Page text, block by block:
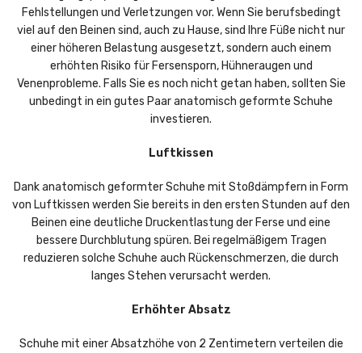
Fehlstellungen und Verletzungen vor. Wenn Sie berufsbedingt
viel auf den Beinen sind, auch zu Hause, sind Ihre Füße nicht nur
einer höheren Belastung ausgesetzt, sondern auch einem
erhöhten Risiko für Fersensporn, Hühneraugen und
Venenprobleme. Falls Sie es noch nicht getan haben, sollten Sie
unbedingt in ein gutes Paar anatomisch geformte Schuhe
investieren.
Luftkissen
Dank anatomisch geformter Schuhe mit Stoßdämpfern in Form
von Luftkissen werden Sie bereits in den ersten Stunden auf den
Beinen eine deutliche Druckentlastung der Ferse und eine
bessere Durchblutung spüren. Bei regelmäßigem Tragen
reduzieren solche Schuhe auch Rückenschmerzen, die durch
langes Stehen verursacht werden.
Erhöhter Absatz
Schuhe mit einer Absatzhöhe von 2 Zentimetern verteilen die